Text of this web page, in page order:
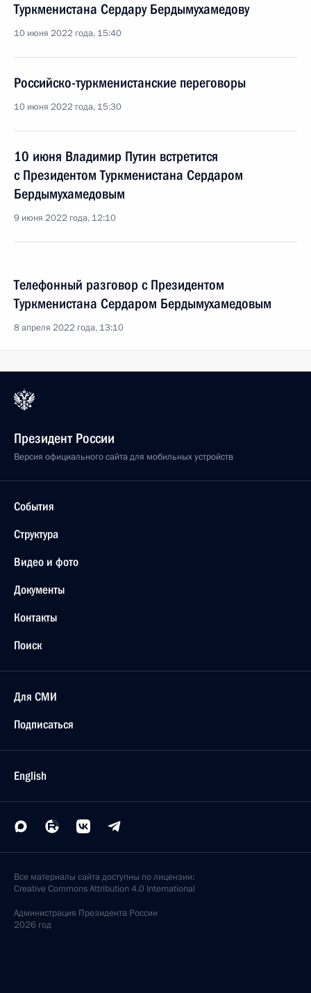
Туркменистана Сердару Бердымухамедову
10 июня 2022 года, 15:40
Российско-туркменистанские переговоры
10 июня 2022 года, 15:30
10 июня Владимир Путин встретится
с Президентом Туркменистана Сердаром
Бердымухамедовым
9 июня 2022 года, 12:10
Телефонный разговор с Президентом
Туркменистана Сердаром Бердымухамедовым
8 апреля 2022 года, 13:10
Президент России
Версия официального сайта для мобильных устройств
События
Структура
Видео и фото
Документы
Контакты
Поиск
Для СМИ
Подписаться
English
Все материалы сайта доступны по лицензии:
Creative Commons Attribution 4.0 International
Администрация Президента России
2026 год